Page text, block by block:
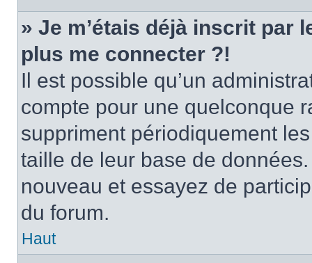
» Je m’étais déjà inscrit par
plus me connecter ?!
Il est possible qu’un
compte pour une quelconque
suppriment périodiquement
taille de leur base de
nouveau et essayez de
du forum.
Haut